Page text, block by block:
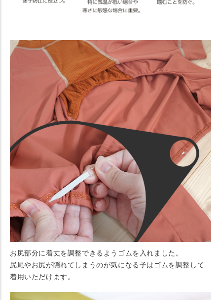
お尻部分に着丈を調整できるようゴムを入れました。
尻尾やお尻が隠れてしまうのが気になる子はゴムを調整して
着用いただけます。